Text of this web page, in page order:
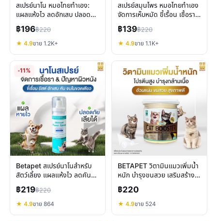
สเปรย์นาโน หมอไทยทำเอง:
แผลแห้งไว ลดอักเสบ ปลอดภัย
สำหรับสุนัข แมว
฿196฿220
★ 4.9ขาย 1.2K+
สเปรย์สมุนไพร หมอไทยทำเอง
จัดการเห็บหมัด ขี้เรื้อน เชื้อรา
สัตว์เลี้ยงปลอดภัย
฿139฿220
★ 4.9ขาย 1.1K+
-11%
Betapet สเปรย์นาโนสำหรับ
สัตว์เลี้ยง แผลแห้งไว ลดคัน
บำรุงผิว ปลอดภัย
฿219฿220
★ 4.9ขาย 864
BETAPET วิตามินแมวเพิ่มน้ำ
หนัก บำรุงขนสวย เสริมสร้าง
กล้ามเนื้อ 7 in 1
฿220
★ 4.9ขาย 524